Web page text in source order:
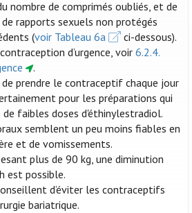
nombre de comprimés oubliés, et de
rapports sexuels non protégés
(voir Tableau 6a
ci-dessous).
d’urgence, voir6.2.4.
.
prendre le contraceptif chaque jour
pour les préparations qui
faibles doses d'éthinylestradiol.
semblent un peu moins fiables en
et de vomissements.
plus de 90 kg, une diminution
est possible.
d’éviter les contraceptifs
bariatrique.